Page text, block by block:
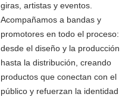
giras, artistas y eventos.
Acompañamos a bandas y
promotores en todo el proceso:
desde el diseño y la producción
hasta la distribución, creando
productos que conectan con el
público y refuerzan la identidad